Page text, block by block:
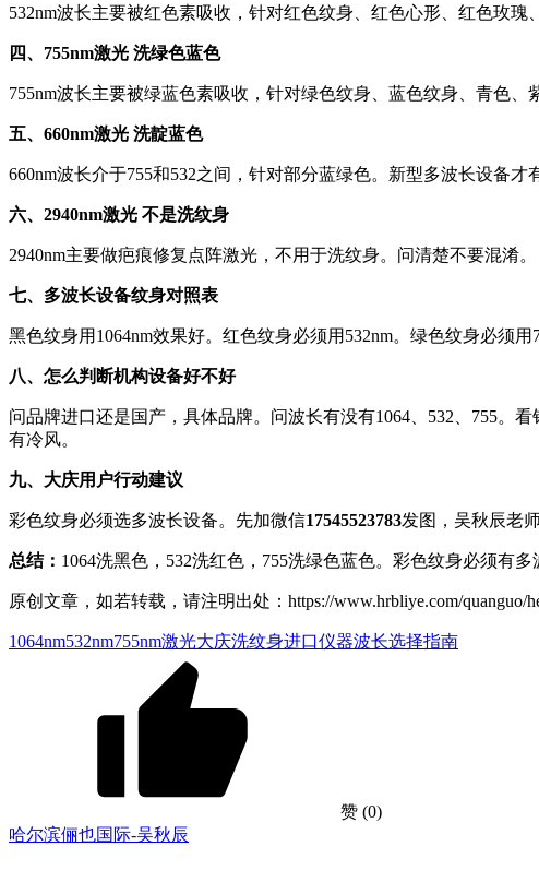
532nm波长主要被红色素吸收，针对红色纹身、红色心形、红色玫
四、755nm激光 洗绿色蓝色
755nm波长主要被绿蓝色素吸收，针对绿色纹身、蓝色纹身、青色
五、660nm激光 洗靛蓝色
660nm波长介于755和532之间，针对部分蓝绿色。新型多波长设备才
六、2940nm激光 不是洗纹身
2940nm主要做疤痕修复点阵激光，不用于洗纹身。问清楚不要混淆。
七、多波长设备纹身对照表
黑色纹身用1064nm效果好。红色纹身必须用532nm。绿色纹身必须
八、怎么判断机构设备好不好
问品牌进口还是国产，具体品牌。问波长有没有1064、532、755。
有冷风。
九、大庆用户行动建议
彩色纹身必须选多波长设备。先加微信17545523783发图，吴秋辰老
总结： 1064洗黑色，532洗红色，755洗绿色蓝色。彩色纹身必须有
原创文章，如若转载，请注明出处：https://www.hrbliye.com/quanguo/
1064nm532nm755nm激光大庆洗纹身进口仪器波长选择指南
赞 (0)
哈尔滨俪也国际-吴秋辰